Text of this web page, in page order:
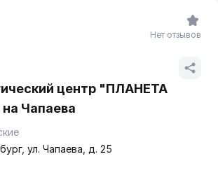
центр "ПЛАНЕТА
Чапаева
ул. Чапаева, д. 25
Нет отзывов